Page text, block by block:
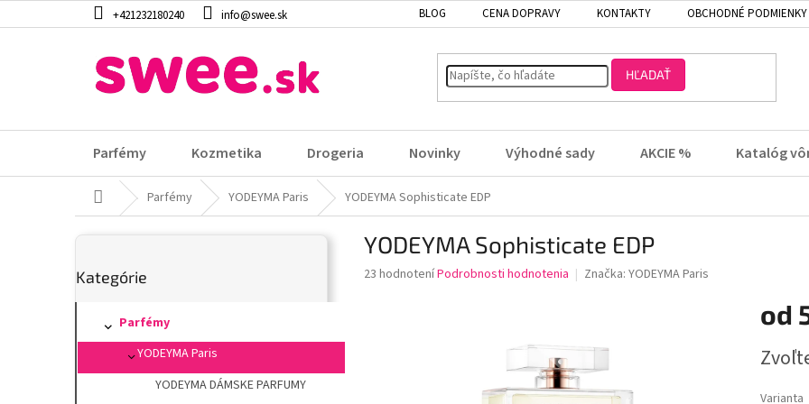
na
+421232180240 info@swee.sk BLOG CENA DOPRAVY KONTAKTY OBCHODNÉ PODMIENKY
HĽADAŤ
Parfémy Kozmetika Drogeria Novinky Výhodné sady AKCIE % Katalóg
DomovParfémy YODEYMA Paris YODEYMA Sophisticate EDP
o
n
ý
a
kategórie
Kategórie
Parfémy
YODEYMA Paris
YODEYMA DÁMSKE PARFUMY
YODEYMA Sophisticate EDP
Priemerné
23 hodnoteníPodrobnosti hodnotenia Značka: YODEYMA Paris
od
cena:
Varianta